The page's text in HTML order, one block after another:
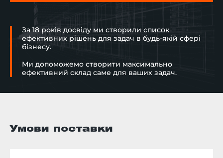
За 18 років досвіду ми створили список
ефективних рішень для задач в будь-якій сфері
бізнесу.
Ми допоможемо створити максимально
ефективний склад саме для ваших задач.
Умови поставки